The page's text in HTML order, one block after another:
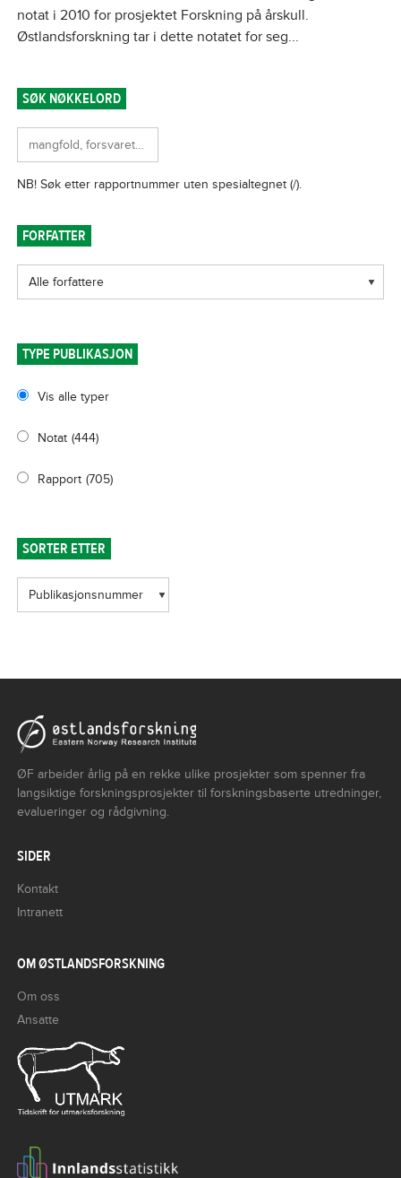
notat i 2010 for prosjektet Forskning på årskull.
Østlandsforskning tar i dette notatet for seg...
SØK NØKKELORD
FORFATTER
TYPE PUBLIKASJON
Vis alle typer
Notat (444)
Rapport (705)
SORTER ETTER
ØF arbeider årlig på en rekke ulike prosjekter som spenner fra
langsiktige forskningsprosjekter til forskningsbaserte utredninger,
evalueringer og rådgivning.
SIDER
Kontakt
Intranett
OM ØSTLANDSFORSKNING
Om oss
Ansatte